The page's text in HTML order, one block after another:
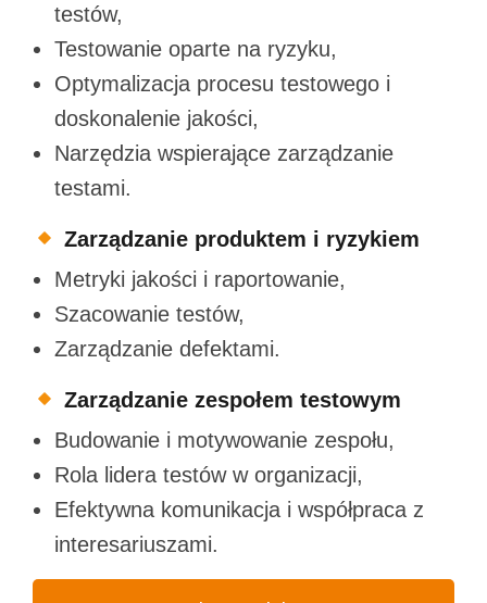
testów,
Testowanie oparte na ryzyku,
Optymalizacja procesu testowego i
doskonalenie jakości,
Narzędzia wspierające zarządzanie
testami.
Zarządzanie produktem i ryzykiem
Metryki jakości i raportowanie,
Szacowanie testów,
Zarządzanie defektami.
Zarządzanie zespołem testowym
Budowanie i motywowanie zespołu,
Rola lidera testów w organizacji,
Efektywna komunikacja i współpraca z
interesariuszami.